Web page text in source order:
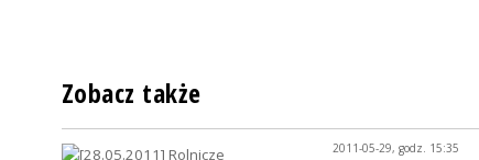
Zobacz także
2011-05-29, godz. 15:35